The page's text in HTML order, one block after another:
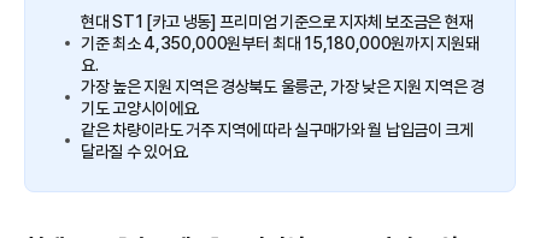
현대 ST1 [카고 냉동] 프리미엄 기준으로 지자체 보조금은 현재
기준 최소 4,350,000원부터 최대 15,180,000원까지 지원돼
요.
가장 높은 지원 지역은 경상북도 울릉군, 가장 낮은 지원 지역은 경
기도 고양시이에요.
같은 차량이라도 거주 지역에 따라 실구매가와 월 납입금이 크게
달라질 수 있어요.